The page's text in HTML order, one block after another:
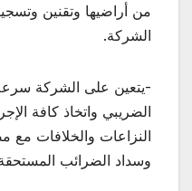
من أراضيها وتقنين
الشركة.
-يتعين على الشركة سرعة
الضريبي واتخاذ كافة
النزاعات والخلافات مع
وسداد الضرائب المستحقة